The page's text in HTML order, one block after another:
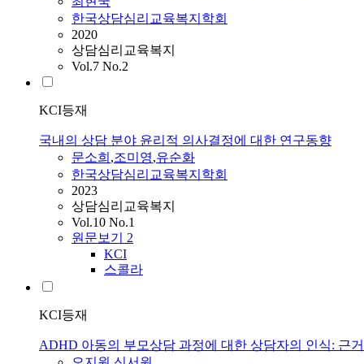
한국상담심리교육복지학회
2020
상담심리교육복지
Vol.7 No.2
KCI등재
국내의 상담 분야 윤리적 의사결정에 대한 연구동향
문소희 ,조미영,유순화
한국상담심리교육복지학회
2023
상담심리교육복지
Vol.10 No.1
원문보기 2
KCI
스콜라
KCI등재
ADHD 아동의 부모상담 과정에 대한 상담자의 인식: 근